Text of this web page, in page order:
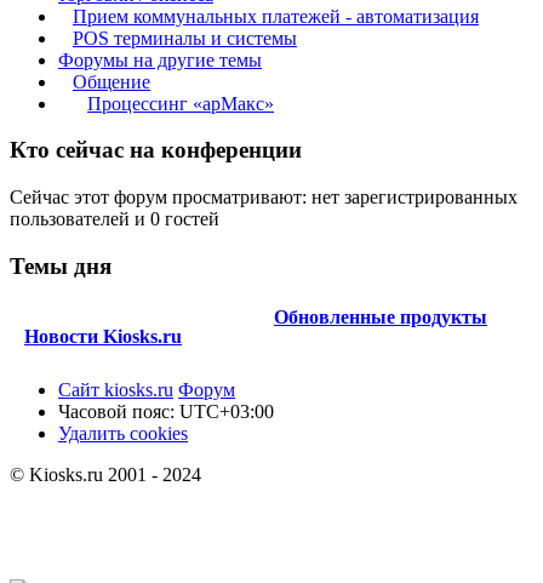
Прием коммунальных платежей - автоматизация
POS терминалы и системы
Форумы на другие темы
Общение
Процессинг «арМакс»
Кто сейчас на конференции
Сейчас этот форум просматривают: нет зарегистрированных
пользователей и 0 гостей
Темы дня
Новости Kiosks.ru
Обновленные продукты
Сайт kiosks.ru Форум
Часовой пояс: UTC+03:00
Удалить cookies
© Kiosks.ru 2001 - 2024